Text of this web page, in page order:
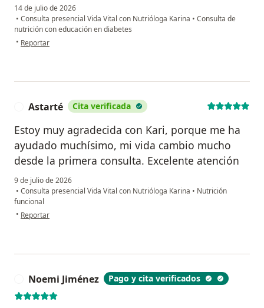
14 de julio de 2026
• Consulta presencial Vida Vital con Nutrióloga Karina • Consulta de
nutrición con educación en diabetes
• en opinión del usuario Veronica O.
Reportar
Astarté Cita verificada
Estoy muy agradecida con Kari, porque me ha
ayudado muchísimo, mi vida cambio mucho
desde la primera consulta. Excelente atención
9 de julio de 2026
• Consulta presencial Vida Vital con Nutrióloga Karina • Nutrición
funcional
• en opinión del usuario Astarté
Reportar
Noemi Jiménez Pago y cita verificados